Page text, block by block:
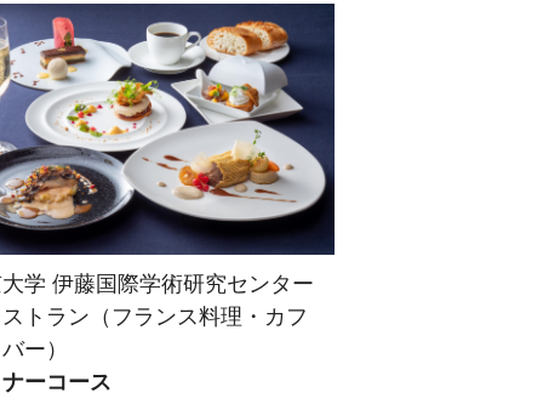
学 伊藤国際学術研究センター
トラン（フランス料理・カフ
ー）
ーコース